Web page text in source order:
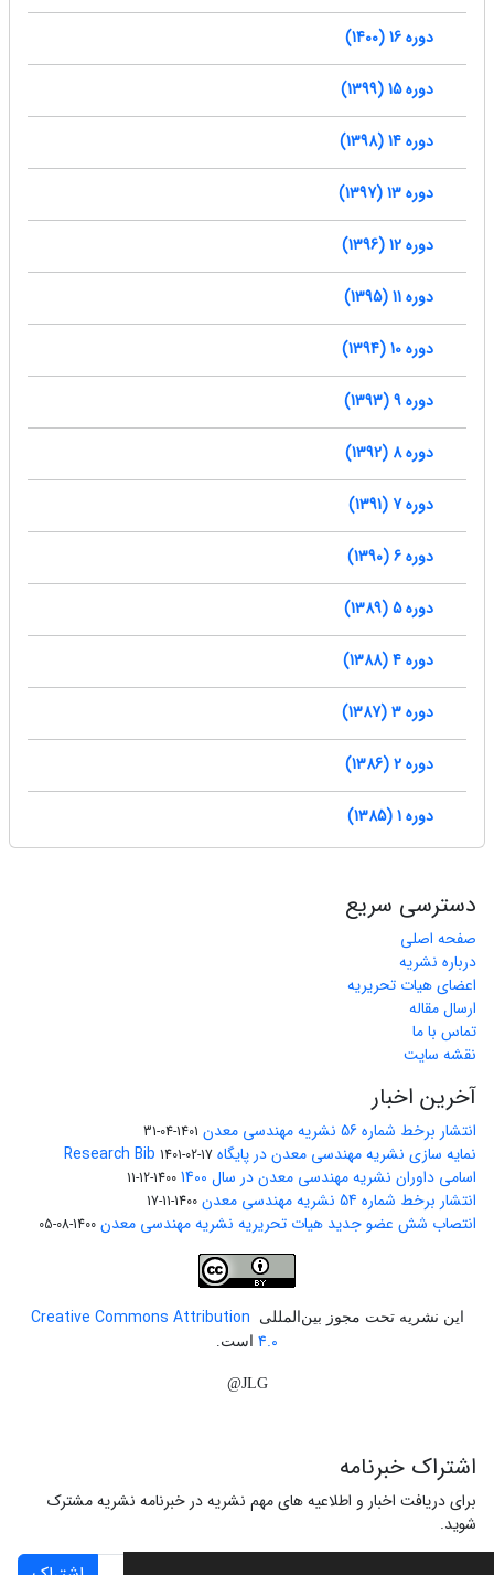
دوره 16 (1400)
دوره 15 (1399)
دوره 14 (1398)
دوره 13 (1397)
دوره 12 (1396)
دوره 11 (1395)
دوره 10 (1394)
دوره 9 (1393)
دوره 8 (1392)
دوره 7 (1391)
دوره 6 (1390)
دوره 5 (1389)
دوره 4 (1388)
دوره 3 (1387)
دوره 2 (1386)
دوره 1 (1385)
دسترسی سریع
صفحه اصلی
درباره نشریه
اعضای هیات تحریریه
ارسال مقاله
تماس با ما
نقشه سایت
آخرین اخبار
انتشار برخط شماره 56 نشریه مهندسی معدن 1401-04-31
نمایه سازی نشریه مهندسی معدن در پایگاه Research Bib 1401-02-17
اسامی داوران نشریه مهندسی معدن در سال 1400 1400-12-11
انتشار برخط شماره 54 نشریه مهندسی معدن 1400-11-17
انتصاب شش عضو جدید هیات تحریریه نشریه مهندسی معدن 1400-08-05
این نشریه تحت مجوز بین‌المللی
Creative Commons Attribution
4.0 است.
JLG@
اشتراک خبرنامه
برای دریافت اخبار و اطلاعیه های مهم نشریه در خبرنامه نشریه مشترک
شوید.